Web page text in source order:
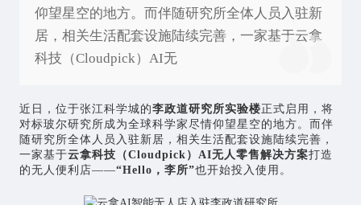
仰望星空的地方。而伴随研究所全体人员入驻新
居，相关生活配套设施陆续完善，一家基于云拿
科技（Cloudpick）AI无
近日，位于张江科学城的李政道研究所实验楼正式启用，将
对标玻尔研究所成为全球科学家尽情仰望星空的地方。而伴
随研究所全体人员入驻新居，相关生活配套设施陆续完善，
一家基于云拿科技（Cloudpick）AI无人零售解决方案打造
的无人便利店——“Hello，李所”也开始投入使用。